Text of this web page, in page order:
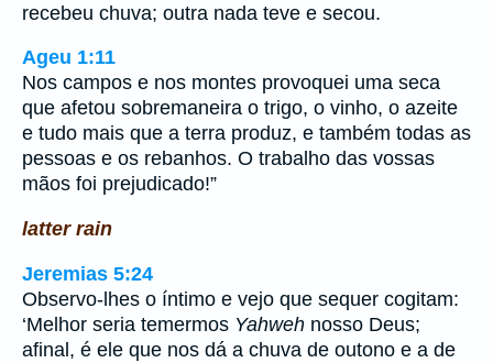
recebeu chuva; outra nada teve e secou.
Ageu 1:11
Nos campos e nos montes provoquei uma seca
que afetou sobremaneira o trigo, o vinho, o azeite
e tudo mais que a terra produz, e também todas as
pessoas e os rebanhos. O trabalho das vossas
mãos foi prejudicado!”
latter rain
Jeremias 5:24
Observo-lhes o íntimo e vejo que sequer cogitam:
‘Melhor seria temermos Yahweh nosso Deus;
afinal, é ele que nos dá a chuva de outono e a de